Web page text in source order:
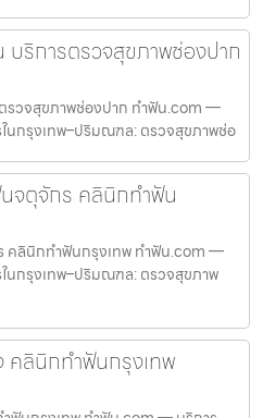
ริการตรวจสุขภาพช่องปาก
รวจสุขภาพช่องปาก ทำฟัน.com —
กรุงเทพ–ปริมณฑล: ตรวจสุขภาพช่อ
จตุจักร คลินิกทำฟัน
คลินิกทำฟันกรุงเทพ ทำฟัน.com —
กรุงเทพ–ปริมณฑล: ตรวจสุขภาพ
ลินิกทำฟันกรุงเทพ